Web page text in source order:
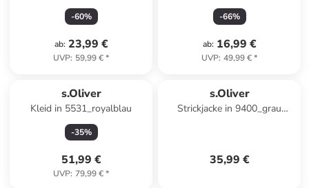
-60%
ab: 23,99 €
UVP: 59,99 €*
-66%
ab: 16,99 €
UVP: 49,99 €*
s.Oliver
Kleid in 5531_royalblau
-35%
51,99 €
UVP: 79,99 €*
s.Oliver
Strickjacke in 9400_grau
35,99 €